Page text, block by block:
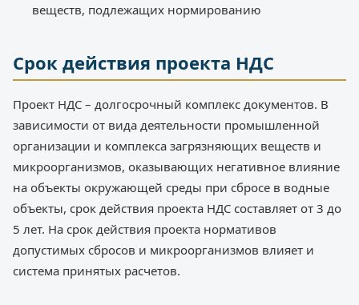
веществ, подлежащих нормированию
Срок действия проекта НДС
Проект НДС – долгосрочный комплекс документов. В
зависимости от вида деятельности промышленной
организации и комплекса загрязняющих веществ и
микроорганизмов, оказывающих негативное влияние
на объекты окружающей среды при сбросе в водные
объекты, срок действия проекта НДС составляет от 3 до
5 лет. На срок действия проекта нормативов
допустимых сбросов и микроорганизмов влияет и
система принятых расчетов.